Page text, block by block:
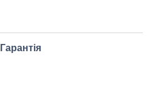
Гарантія